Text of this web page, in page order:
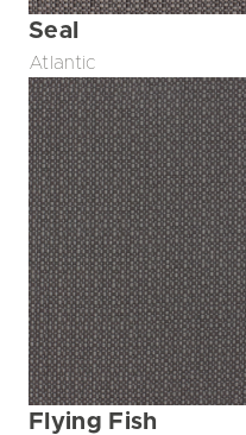
Seal
Atlantic
Flying Fish